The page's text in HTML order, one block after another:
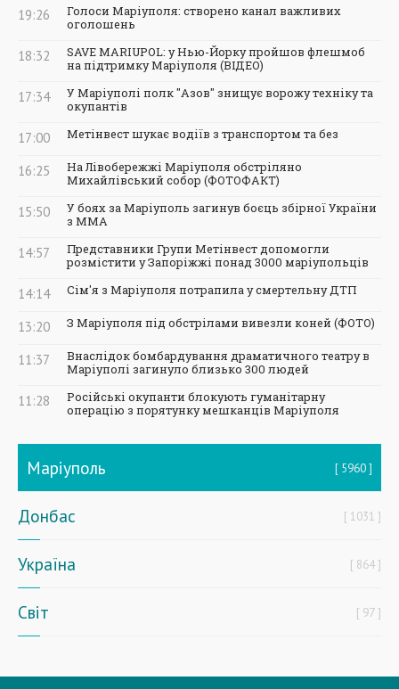
19:26
Голоси Маріуполя: створено канал важливих
оголошень
18:32
SAVE MARIUPOL: у Нью-Йорку пройшов флешмоб
на підтримку Маріуполя (ВІДЕО)
17:34
У Маріуполі полк "Азов" знищує ворожу техніку та
окупантів
17:00 Метінвест шукає водіїв з транспортом та без
16:25
На Лівобережжі Маріуполя обстріляно
Михайлівський собор (ФОТОФАКТ)
15:50
У боях за Маріуполь загинув боєць збірної України
з ММА
14:57
Представники Групи Метінвест допомогли
розмістити у Запоріжжі понад 3000 маріупольців
14:14 Сім'я з Маріуполя потрапила у смертельну ДТП
13:20 З Маріуполя під обстрілами вивезли коней (ФОТО)
11:37
Внаслідок бомбардування драматичного театру в
Маріуполі загинуло близько 300 людей
11:28
Російські окупанти блокують гуманітарну
операцію з порятунку мешканців Маріуполя
Маріуполь 5960
Донбас 1031
Україна 864
Світ 97